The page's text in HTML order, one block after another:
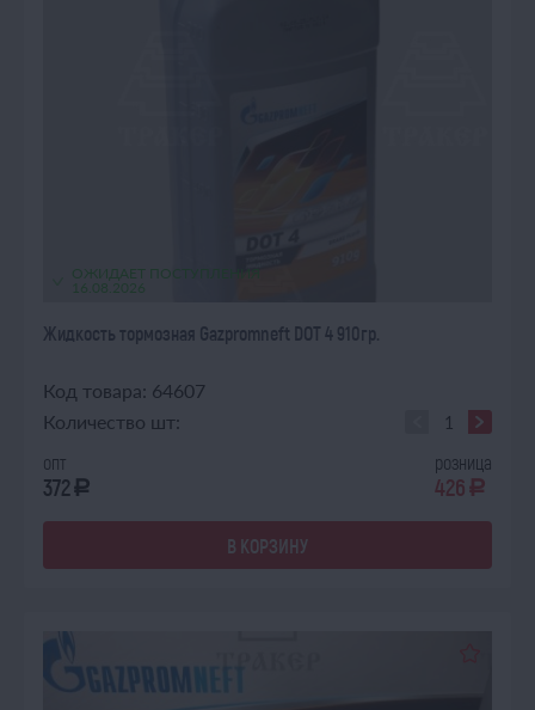
ОЖИДАЕТ ПОСТУПЛЕНИЯ
16.08.2026
Жидкость тормозная Gazpromneft DOT 4 910гр.
Код товара: 64607
Количество шт:
опт
372a
розница
426 a
В КОРЗИНУ